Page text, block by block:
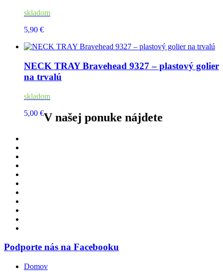
skladom
5,90 €
NECK TRAY Bravehead 9327 – plastový golier
na trvalú
skladom
5,00 €V našej ponuke nájdete
Podporte nás na Facebooku
Domov